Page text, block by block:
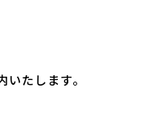
たします。